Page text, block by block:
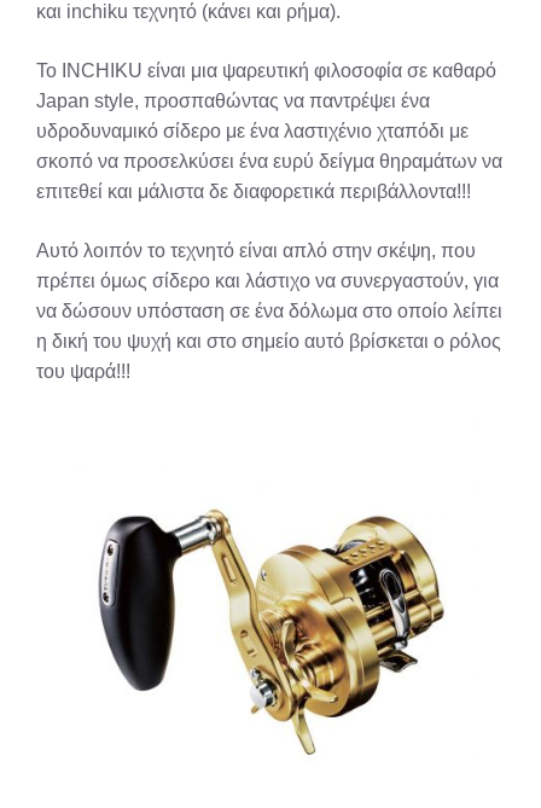
και inchiku τεχνητό (κάνει και ρήμα).
Το INCHIKU είναι μια ψαρευτική φιλοσοφία σε καθαρό
Japan style, προσπαθώντας να παντρέψει ένα
υδροδυναμικό σίδερο με ένα λαστιχένιο χταπόδι με
σκοπό να προσελκύσει ένα ευρύ δείγμα θηραμάτων να
επιτεθεί και μάλιστα δε διαφορετικά περιβάλλοντα!!!
Αυτό λοιπόν το τεχνητό είναι απλό στην σκέψη, που
πρέπει όμως σίδερο και λάστιχο να συνεργαστούν, για
να δώσουν υπόσταση σε ένα δόλωμα στο οποίο λείπει
η δική του ψυχή και στο σημείο αυτό βρίσκεται ο ρόλος
του ψαρά!!!